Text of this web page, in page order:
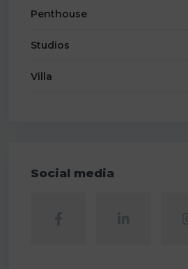
Penthouse
Studios
Villa
Social media